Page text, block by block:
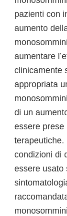
pazienti con
aumento
aumentare
clinicamente
appropriata
di un
essere prese
terapeutiche.
condizioni di
essere usato